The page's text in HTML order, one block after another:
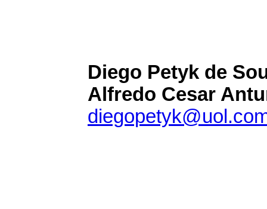
Diego Petyk de
Alfredo Cesar